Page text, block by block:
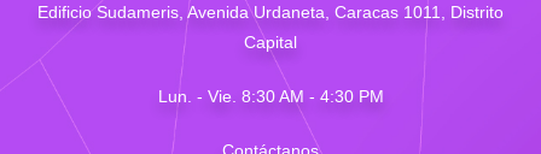
Edificio Sudameris, Avenida Urdaneta, Caracas 1011, Distrito
Capital
Lun. - Vie. 8:30 AM - 4:30 PM